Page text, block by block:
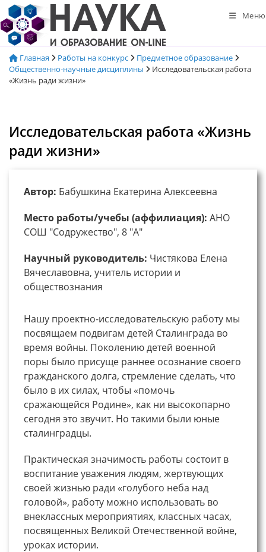
Перейти
к
содержимому
Меню
Главная Работы на конкурс
Предметное образование
Общественно-научные дисциплины
Исследовательская работа
«Жизнь ради жизни»
Исследовательская работа «Жизнь
ради жизни»
Автор: Бабушкина Екатерина Алексеевна
Место работы/учебы (аффилиация): АНО
СОШ "Содружество", 8 "А"
Научный руководитель: Чистякова Елена
Вячеславовна, учитель истории и
обществознания
Нашу проектно-исследовательскую работу мы
посвящаем подвигам детей Сталинграда во
время войны. Поколению детей военной
поры было присуще раннее осознание своего
гражданского долга, стремление сделать, что
было в их силах, чтобы «помочь
сражающейся Родине», как ни высокопарно
сегодня это звучит. Но такими были юные
сталинградцы.
Практическая значимость работы состоит в
воспитание уважения людям, жертвующих
своей жизнью ради «голубого неба над
головой», работу можно использовать во
внеклассных мероприятиях, классных часах,
посвященных Великой Отечественной войне,
уроках истории.